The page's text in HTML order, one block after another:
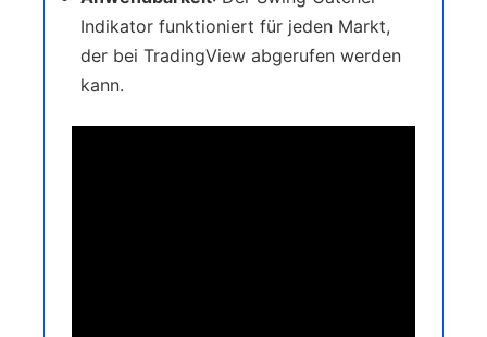
Indikator funktioniert für jeden Markt,
der bei TradingView abgerufen werden
kann.